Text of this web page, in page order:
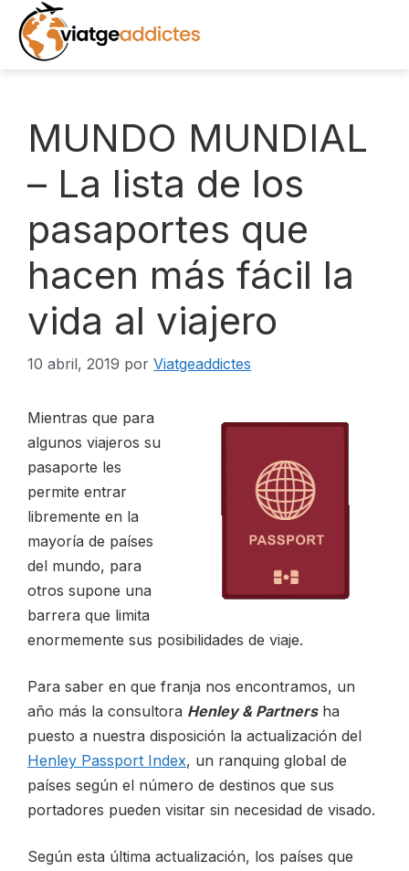
Saltar
contenido
DESTINOS
EXCURSIONES
RECURSOS
LIBROS
NOTICIAS
MUNDO MUNDIAL
– La lista de los
pasaportes que
hacen más fácil la
vida al viajero
10 abril, 2019 por Viatgeaddictes
Mientras que para
algunos viajeros su
pasaporte les
permite entrar
libremente en la
mayoría de países
del mundo, para
otros supone una
barrera que limita
enormemente sus posibilidades de viaje.
Para saber en que franja nos encontramos, un
año más la consultora Henley & Partnersha
puesto a nuestra disposición la actualización del
Henley Passport Index, un ranquing global de
países según el número de destinos que sus
portadores pueden visitar sin necesidad de visado.
Según esta última actualización, los países que